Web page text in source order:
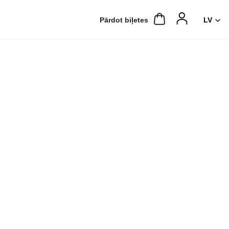
Pārdot biļetes